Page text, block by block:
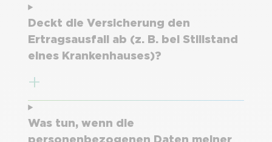
Deckt die Versicherung den
Ertragsausfall ab (z. B. bei Stillstand
eines Krankenhauses)?
Was tun, wenn die
personenbezogenen Daten meiner